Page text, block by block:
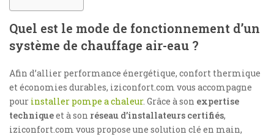
Quel est le mode de fonctionnement d’un
système de chauffage air-eau ?
Afin d’allier performance énergétique, confort thermique
et économies durables, iziconfort.com vous accompagne
pour installer pompe a chaleur. Grâce à son expertise
techniqueet à son réseau d’installateurs certifiés,
iziconfort.com vous propose une solution clé en main,